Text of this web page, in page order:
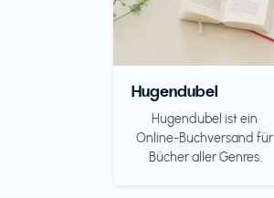
Hugendubel
Hugendubel ist ein
Online-Buchversand für
Bücher aller Genres.